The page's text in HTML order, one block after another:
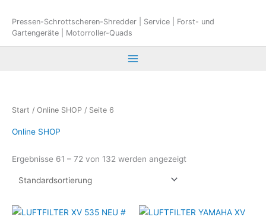
Inhalt
springen
Pressen-Schrottscheren-Shredder | Service | Forst- und
Gartengeräte | Motorroller-Quads
Start / Online SHOP / Seite 6
Online SHOP
Ergebnisse 61 – 72 von 132 werden angezeigt